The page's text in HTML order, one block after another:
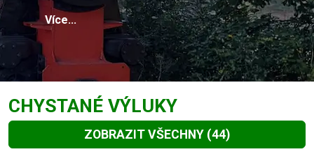
Více...
CHYSTANÉ VÝLUKY
ZOBRAZIT VŠECHNY (44)